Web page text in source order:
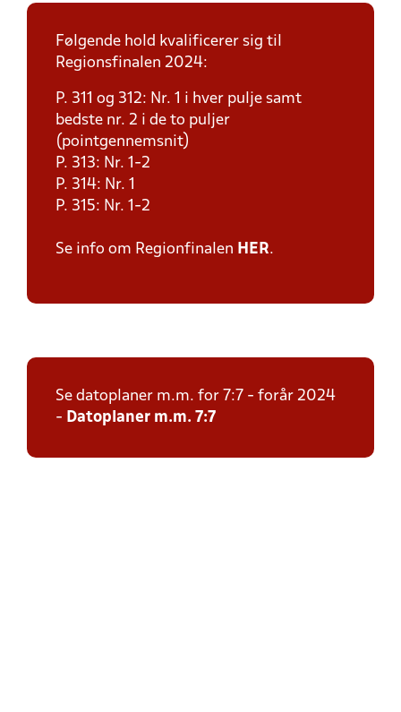
Følgende hold kvalificerer sig til
Regionsfinalen 2024:
P. 311 og 312: Nr. 1 i hver pulje samt
bedste nr. 2 i de to puljer
(pointgennemsnit)
P. 313: Nr. 1-2
P. 314: Nr. 1
P. 315: Nr. 1-2
Se info om Regionfinalen HER.
Se datoplaner m.m. for 7:7 - forår 2024
- Datoplaner m.m. 7:7